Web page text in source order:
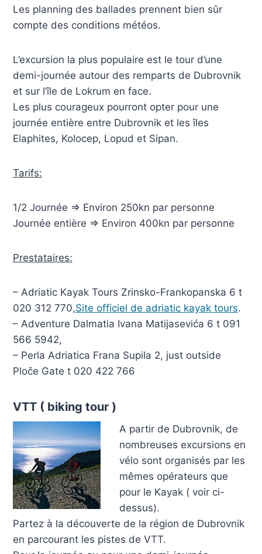
Les planning des ballades prennent bien sûr
compte des conditions météos.
L’excursion la plus populaire est le tour d’une
demi-journée autour des remparts de Dubrovnik
et sur l’île de Lokrum en face.
Les plus courageux pourront opter pour une
journée entière entre Dubrovnik et les îles
Elaphites, Kolocep, Lopud et Sipan.
Tarifs:
1/2 Journée => Environ 250kn par personne
Journée entière => Environ 400kn par personne
Prestataires:
– Adriatic Kayak Tours Zrinsko-Frankopanska 6 t
020 312 770,Site officiel de adriatic kayak tours.
– Adventure Dalmatia Ivana Matijasevića 6 t 091
566 5942,
– Perla Adriatica Frana Supila 2, just outside
Ploče Gate t 020 422 766
VTT ( biking tour )
A partir de Dubrovnik, de
nombreuses excursions en
vélo sont organisés par les
mêmes opérateurs que
pour le Kayak ( voir ci-
dessus).
Partez à la découverte de la région de Dubrovnik
en parcourant les pistes de VTT.